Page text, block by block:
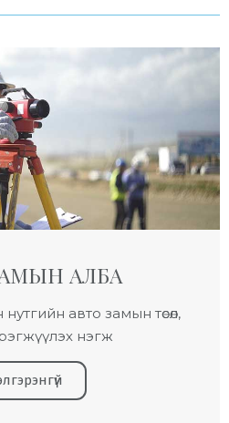
АЛБА
авто замын төсөл,
нэгж